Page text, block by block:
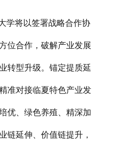
学将以签署战略合作协
位合作，破解产业发展
转型升级。锚定提质延
准对接临夏特色产业发
优、绿色养殖、精深加
链延伸、价值链提升，